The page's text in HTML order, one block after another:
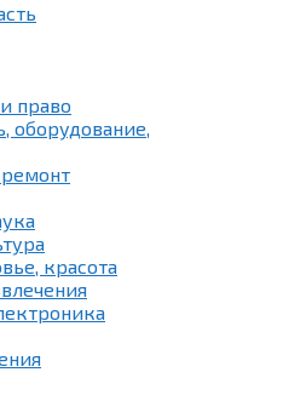
право
оборудование,
красота